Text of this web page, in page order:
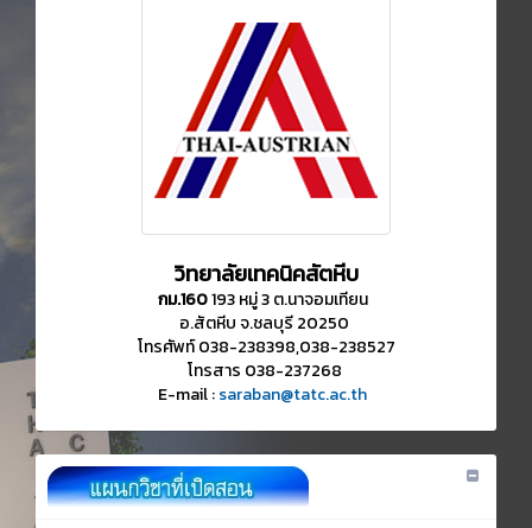
วิทยาลัยเทคนิคสัตหีบ
กม.160193 หมู่ 3 ต.นาจอมเทียน
อ.สัตหีบ จ.ชลบุรี 20250
โทรศัพท์ 038-238398,038-238527
โทรสาร 038-237268
E-mail :saraban@tatc.ac.th